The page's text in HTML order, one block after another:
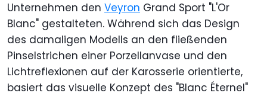
Unternehmen den Veyron Grand Sport "L'Or
Blanc" gestalteten. Während sich das Design
des damaligen Modells an den fließenden
Pinselstrichen einer Porzellanvase und den
Lichtreflexionen auf der Karosserie orientierte,
basiert das visuelle Konzept des "Blanc Éternel"